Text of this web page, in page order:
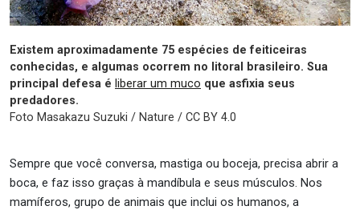
Existem aproximadamente 75 espécies de feiticeiras
conhecidas, e algumas ocorrem no litoral brasileiro. Sua
principal defesa é liberar um muco que asfixia seus
predadores.
Foto Masakazu Suzuki / Nature / CC BY 4.0
Sempre que você conversa, mastiga ou boceja, precisa abrir a
boca, e faz isso graças à mandíbula e seus músculos. Nos
mamíferos, grupo de animais que inclui os humanos, a